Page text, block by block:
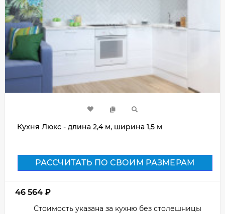
Кухня Люкс - длина 2,4 м, ширина 1,5 м
РАССЧИТАТЬ ПО СВОИМ РАЗМЕРАМ
46 564 ₽
Стоимость указана за кухню без столешницы